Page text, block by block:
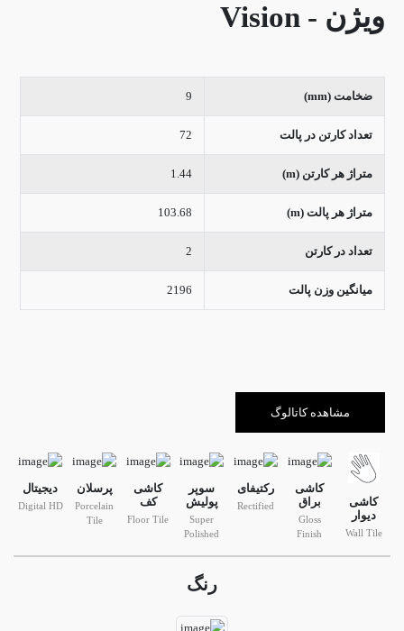
ویژن - Vision
ضخامت (mm) 9
تعداد کارتن در پالت 72
متراژ هر کارتن (m) 1.44
متراژ هر پالت (m) 103.68
تعداد در کارتن 2
میانگین وزن پالت 2196
مشاهده کاتالوگ
کاشی
دیوار
Wall Tile
کاشی
براق
Gloss
Finish
رکتیفای
Rectified
سوپر
پولیش
Super
Polished
کاشی
کف
Floor Tile
پرسلان
Porcelain
Tile
دیجیتال
Digital HD
رنگ